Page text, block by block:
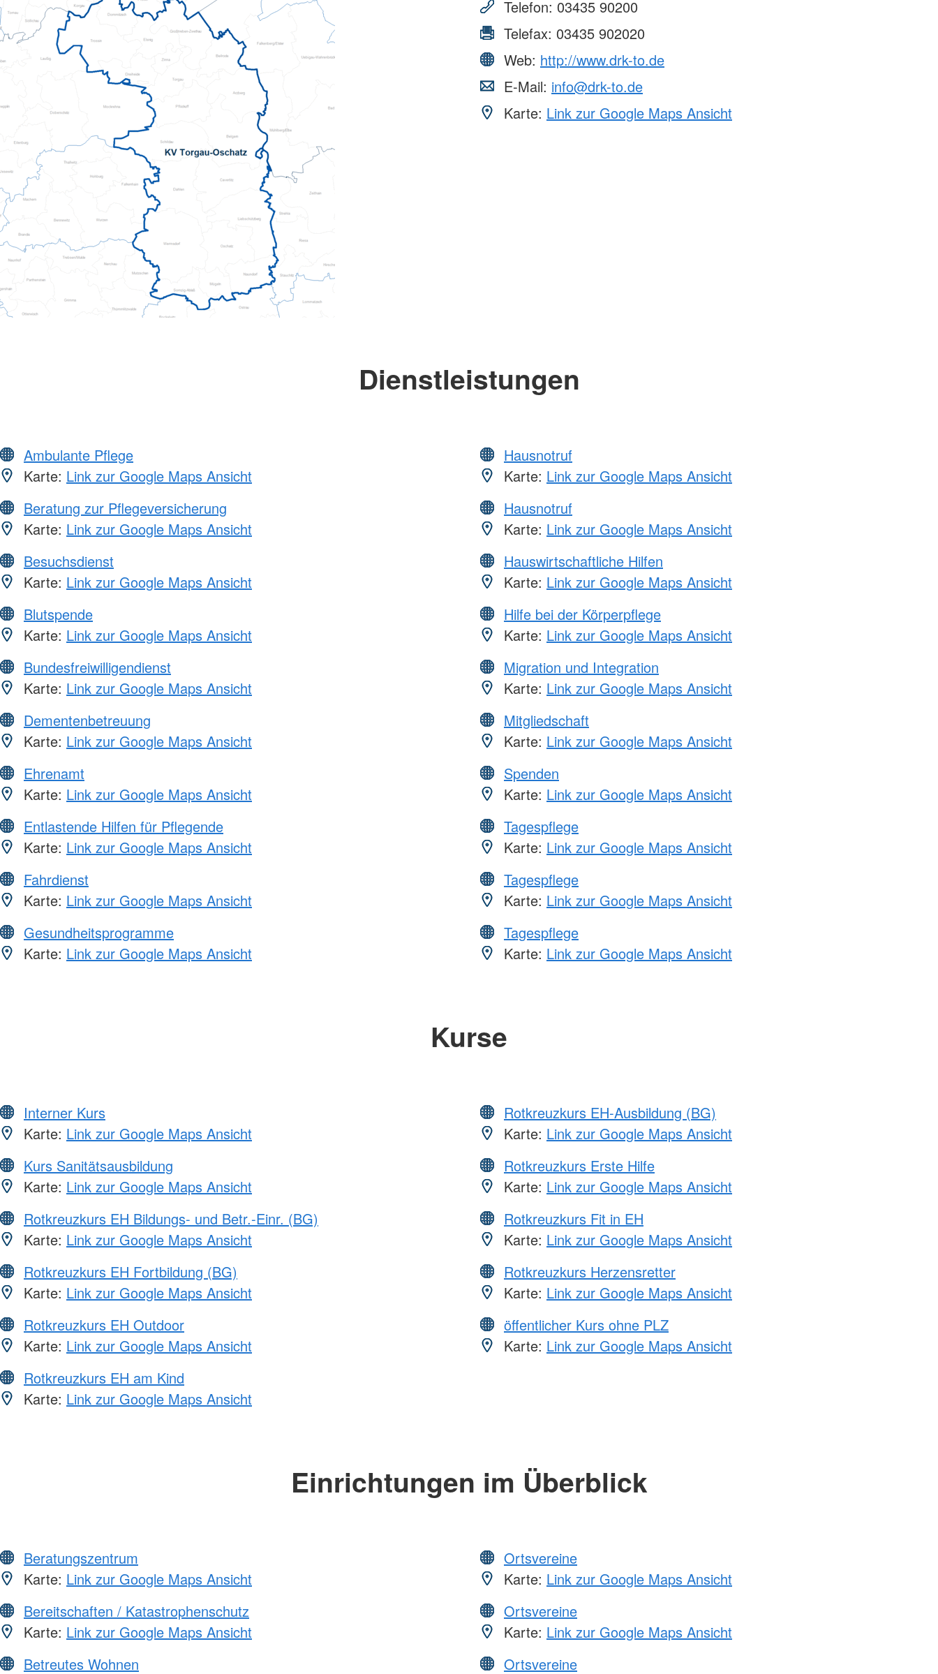
Telefon: 03435 90200
Telefax: 03435 902020
Web: http://www.drk-to.de
E-Mail: info@drk-to.de
Karte: Link zur Google Maps Ansicht
Dienstleistungen
Ambulante Pflege
Karte: Link zur Google Maps Ansicht
Beratung zur Pflegeversicherung
Karte: Link zur Google Maps Ansicht
Besuchsdienst
Karte: Link zur Google Maps Ansicht
Blutspende
Karte: Link zur Google Maps Ansicht
Bundesfreiwilligendienst
Karte: Link zur Google Maps Ansicht
Dementenbetreuung
Karte: Link zur Google Maps Ansicht
Ehrenamt
Karte: Link zur Google Maps Ansicht
Entlastende Hilfen für Pflegende
Karte: Link zur Google Maps Ansicht
Fahrdienst
Karte: Link zur Google Maps Ansicht
Gesundheitsprogramme
Karte: Link zur Google Maps Ansicht
Hausnotruf
Karte: Link zur Google Maps Ansicht
Hausnotruf
Karte: Link zur Google Maps Ansicht
Hauswirtschaftliche Hilfen
Karte: Link zur Google Maps Ansicht
Hilfe bei der Körperpflege
Karte: Link zur Google Maps Ansicht
Migration und Integration
Karte: Link zur Google Maps Ansicht
Mitgliedschaft
Karte: Link zur Google Maps Ansicht
Spenden
Karte: Link zur Google Maps Ansicht
Tagespflege
Karte: Link zur Google Maps Ansicht
Tagespflege
Karte: Link zur Google Maps Ansicht
Tagespflege
Karte: Link zur Google Maps Ansicht
Kurse
Interner Kurs
Karte: Link zur Google Maps Ansicht
Kurs Sanitätsausbildung
Karte: Link zur Google Maps Ansicht
Rotkreuzkurs EH Bildungs- und Betr.-Einr. (BG)
Karte: Link zur Google Maps Ansicht
Rotkreuzkurs EH Fortbildung (BG)
Karte: Link zur Google Maps Ansicht
Rotkreuzkurs EH Outdoor
Karte: Link zur Google Maps Ansicht
Rotkreuzkurs EH am Kind
Karte: Link zur Google Maps Ansicht
Rotkreuzkurs EH-Ausbildung (BG)
Karte: Link zur Google Maps Ansicht
Rotkreuzkurs Erste Hilfe
Karte: Link zur Google Maps Ansicht
Rotkreuzkurs Fit in EH
Karte: Link zur Google Maps Ansicht
Rotkreuzkurs Herzensretter
Karte: Link zur Google Maps Ansicht
öffentlicher Kurs ohne PLZ
Karte: Link zur Google Maps Ansicht
Einrichtungen im Überblick
Beratungszentrum
Karte: Link zur Google Maps Ansicht
Bereitschaften / Katastrophenschutz
Karte: Link zur Google Maps Ansicht
Betreutes Wohnen
Ortsvereine
Karte: Link zur Google Maps Ansicht
Ortsvereine
Karte: Link zur Google Maps Ansicht
Ortsvereine